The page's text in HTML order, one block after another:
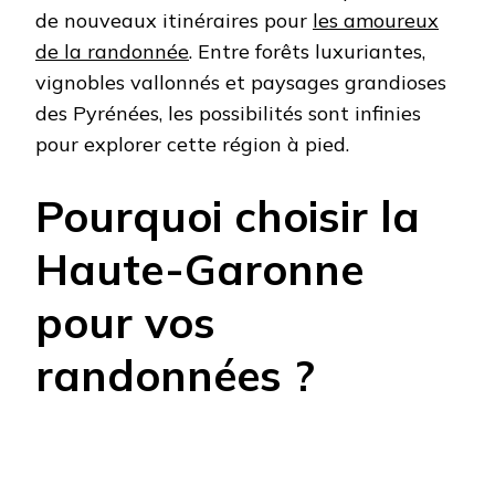
de nouveaux itinéraires pour les amoureux
de la randonnée. Entre forêts luxuriantes,
vignobles vallonnés et paysages grandioses
des Pyrénées, les possibilités sont infinies
pour explorer cette région à pied.
Pourquoi choisir la
Haute-Garonne
pour vos
randonnées ?